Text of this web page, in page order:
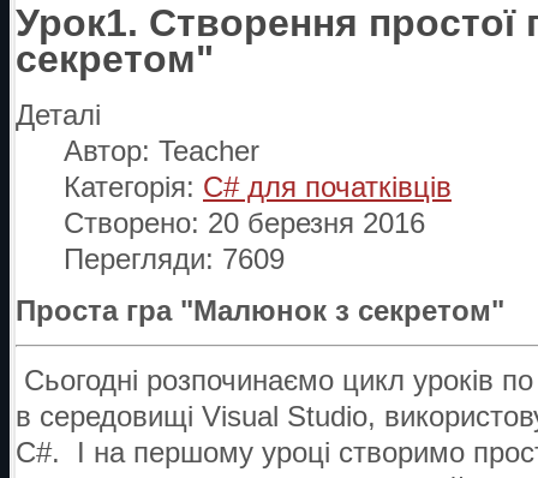
Урок1. Створення
секретом"
Деталі
Автор: Teacher
Категорія: C# для початківців
Створено: 20 березня 2016
Перегляди: 7609
Проста гра "Малюнок з секретом"
Сьогодні розпочинаємо цикл уроків
в середовищі Visual Studio,
C#. І на першому уроці створимо